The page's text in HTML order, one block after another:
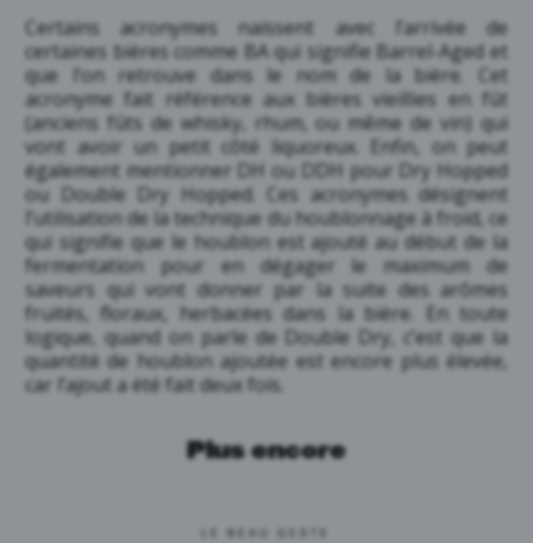
Certains acronymes naissent avec l’arrivée de
certaines bières comme BA qui signifie Barrel-Aged et
que l’on retrouve dans le nom de la bière. Cet
acronyme fait référence aux bières vieillies en fût
(anciens fûts de whisky, rhum, ou même de vin) qui
vont avoir un petit côté liquoreux. Enfin, on peut
également mentionner DH ou DDH pour Dry Hopped
ou Double Dry Hopped. Ces acronymes désignent
l’utilisation de la technique du houblonnage à froid, ce
qui signifie que le houblon est ajouté au début de la
fermentation pour en dégager le maximum de
saveurs qui vont donner par la suite des arômes
fruités, floraux, herbacées dans la bière. En toute
logique, quand on parle de Double Dry, c’est que la
quantité de houblon ajoutée est encore plus élevée,
car l’ajout a été fait deux fois.
Plus encore